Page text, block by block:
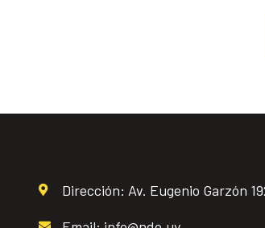
Dirección: Av. Eugenio Garzón